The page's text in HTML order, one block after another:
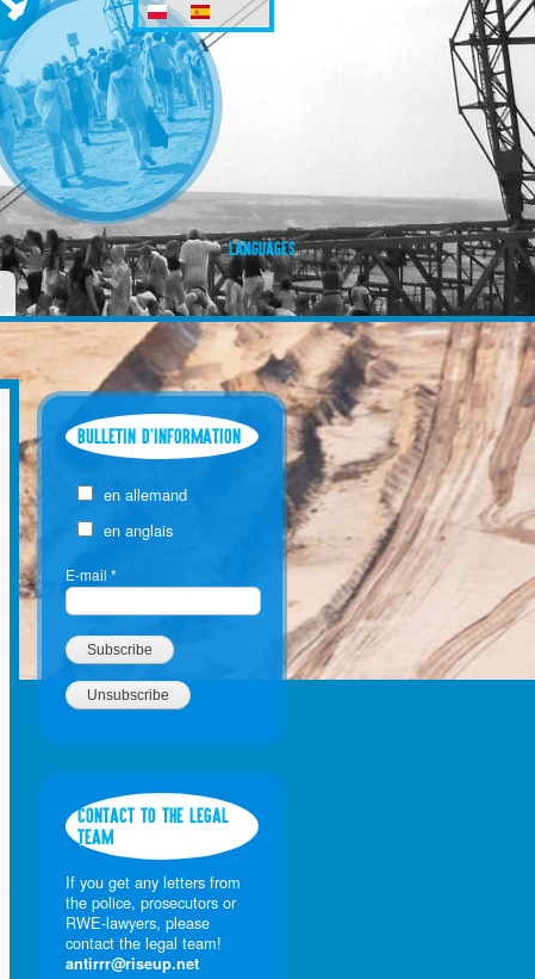
LANGUAGES
BULLETIN D'INFORMATION
E-mail *
CONTACT TO THE LEGAL
TEAM
If you get any letters from
the police, prosecutors or
RWE-lawyers, please
contact the legal team!
antirrr@riseup.net